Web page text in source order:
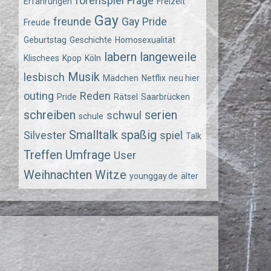
Freude freunde Gay Gay Pride
Geburtstag Geschichte Homosexualität
Klischees Kpop Köln labern langeweile
lesbisch Musik Mädchen Netflix neu hier
outing Pride Reden Rätsel Saarbrücken
schreiben schule schwul serien
Silvester Smalltalk spaßig spiel Talk
Treffen Umfrage User
Weihnachten Witze younggay.de älter